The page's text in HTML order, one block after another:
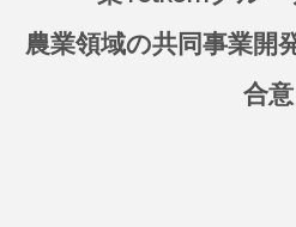
農業領域の共同事業開
合意